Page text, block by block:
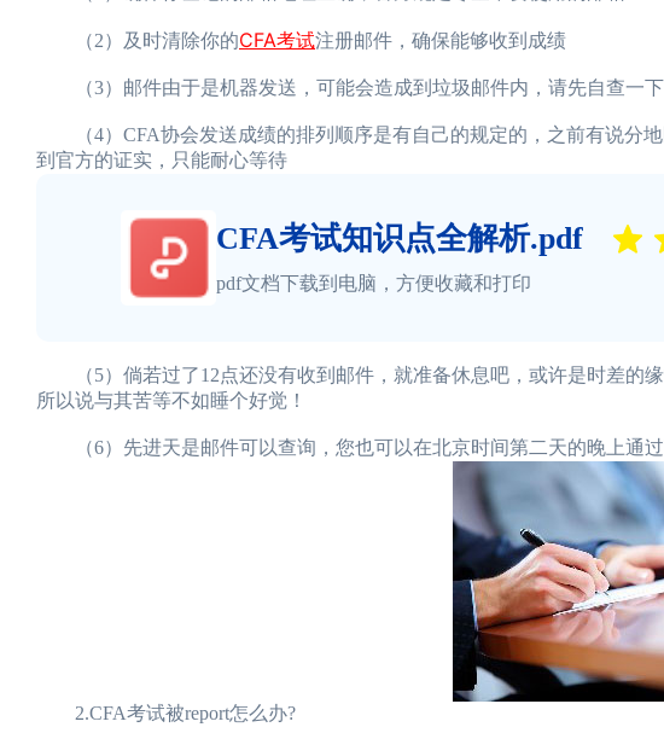
（2）及时清除你的CFA考试注册邮件，确保能够收到成绩
（3）邮件由于是机器发送，可能会造成到垃圾邮件内，请先自查一
（4）CFA协会发送成绩的排列顺序是有自己的规定的，之前有说分
到官方的证实，只能耐心等待
CFA考试知识点全解析.pdf
pdf文档下载到电脑，方便收藏和打印
（5）倘若过了12点还没有收到邮件，就准备休息吧，或许是时差的缘
所以说与其苦等不如睡个好觉！
（6）先进天是邮件可以查询，您也可以在北京时间第二天的晚上通
2.CFA考试被report怎么办?